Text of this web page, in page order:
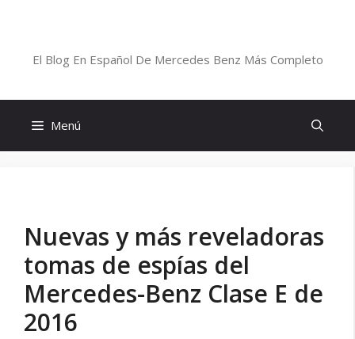
El Blog En Español De Mercedes Benz Más Completo
Menú
Nuevas y más reveladoras
tomas de espías del
Mercedes-Benz Clase E de
2016